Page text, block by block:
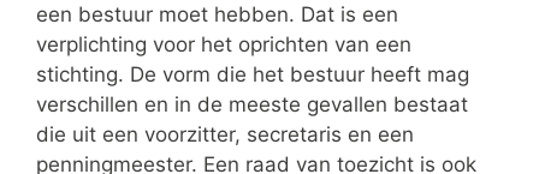
een bestuur moet hebben. Dat is een
verplichting voor het oprichten van een
stichting. De vorm die het bestuur heeft mag
verschillen en in de meeste gevallen bestaat
die uit een voorzitter, secretaris en een
penningmeester. Een raad van toezicht is ook